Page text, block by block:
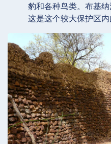
豹和各种鸟类。布基
这是这个较大保护区内